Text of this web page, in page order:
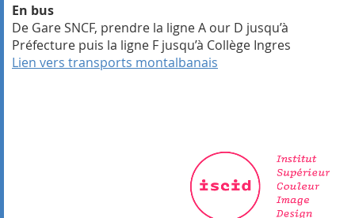
En bus
De Gare SNCF, prendre la ligne A our D jusqu’à
Préfecture puis la ligne F jusqu’à Collège Ingres
Lien vers transports montalbanais